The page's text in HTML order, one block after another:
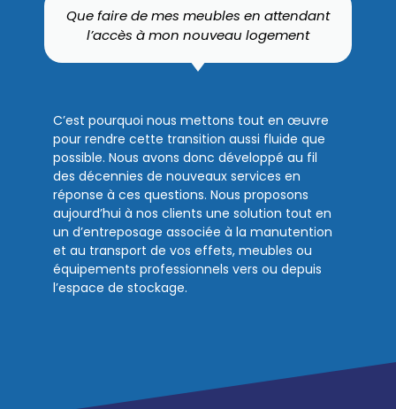
Que faire de mes meubles en attendant
l’accès à mon nouveau logement
C’est pourquoi nous mettons tout en œuvre
pour rendre cette transition aussi fluide que
possible. Nous avons donc développé au fil
des décennies de nouveaux services en
réponse à ces questions. Nous proposons
aujourd’hui à nos clients une solution tout en
un d’entreposage associée à la manutention
et au transport de vos effets, meubles ou
équipements professionnels vers ou depuis
l’espace de stockage.